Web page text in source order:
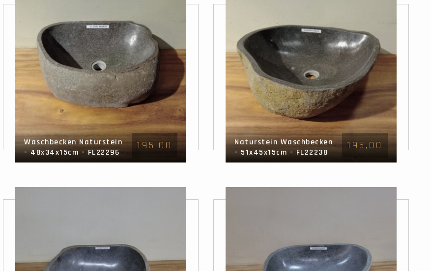
Waschbecken Naturstein
- 48x34x15cm - FL22296
195,00
Naturstein Waschbecken
- 51x45x15cm - FL22238
195,00